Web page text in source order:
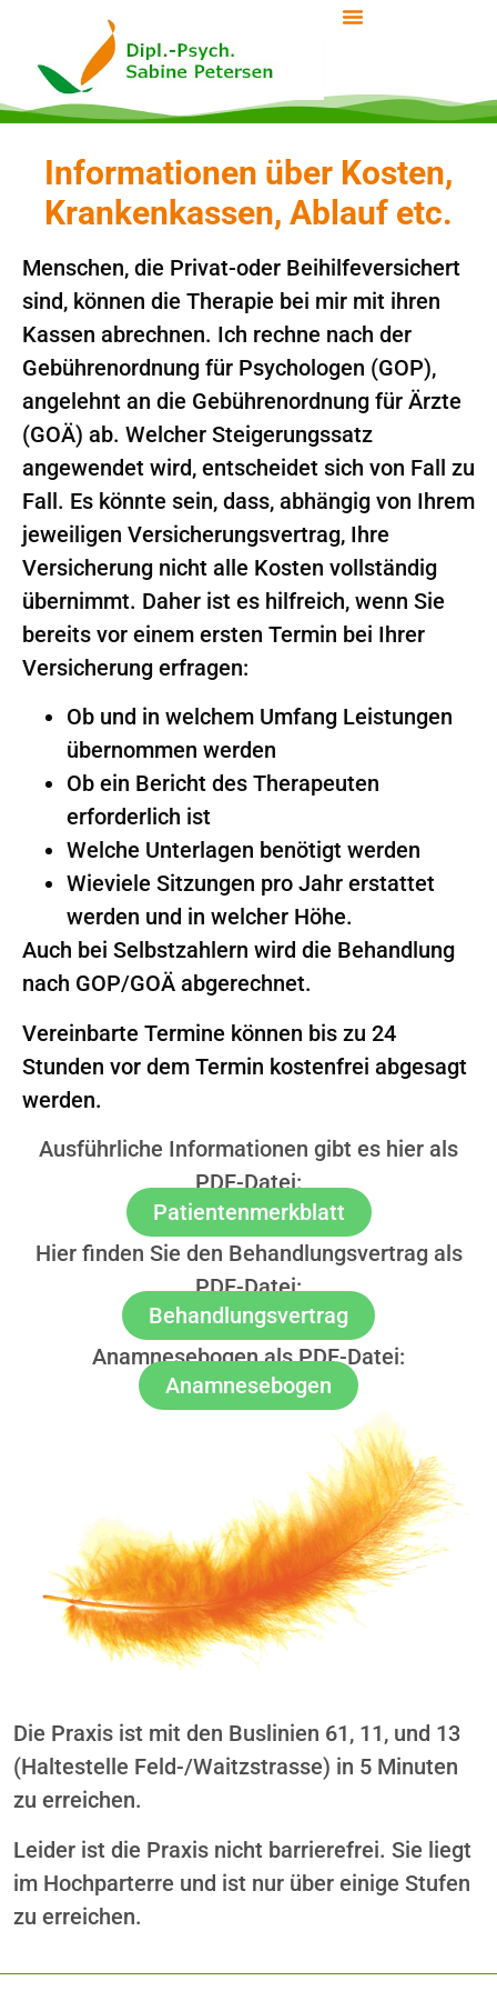
Informationen über Kosten,
Krankenkassen, Ablauf etc.
Menschen, die Privat-oder Beihilfeversichert
sind, können die Therapie bei mir mit ihren
Kassen abrechnen. Ich rechne nach der
Gebührenordnung für Psychologen (GOP),
angelehnt an die Gebührenordnung für Ärzte
(GOÄ) ab. Welcher Steigerungssatz
angewendet wird, entscheidet sich von Fall zu
Fall. Es könnte sein, dass, abhängig von Ihrem
jeweiligen Versicherungsvertrag, Ihre
Versicherung nicht alle Kosten vollständig
übernimmt. Daher ist es hilfreich, wenn Sie
bereits vor einem ersten Termin bei Ihrer
Versicherung erfragen:
Ob und in welchem Umfang Leistungen
übernommen werden
Ob ein Bericht des Therapeuten
erforderlich ist
Welche Unterlagen benötigt werden
Wieviele Sitzungen pro Jahr erstattet
werden und in welcher Höhe.
Auch bei Selbstzahlern wird die Behandlung
nach GOP/GOÄ abgerechnet.
Vereinbarte Termine können bis zu 24
Stunden vor dem Termin kostenfrei abgesagt
werden.
Ausführliche Informationen gibt es hier als
PDF-Datei:
Patientenmerkblatt
Hier finden Sie den Behandlungsvertrag als
PDF-Datei:
Behandlungsvertrag
Anamnesebogen als PDF-Datei:
Anamnesebogen
Die Praxis ist mit den Buslinien 61, 11, und 13
(Haltestelle Feld-/Waitzstrasse) in 5 Minuten
zu erreichen.
Leider ist die Praxis nicht barrierefrei. Sie liegt
im Hochparterre und ist nur über einige Stufen
zu erreichen.